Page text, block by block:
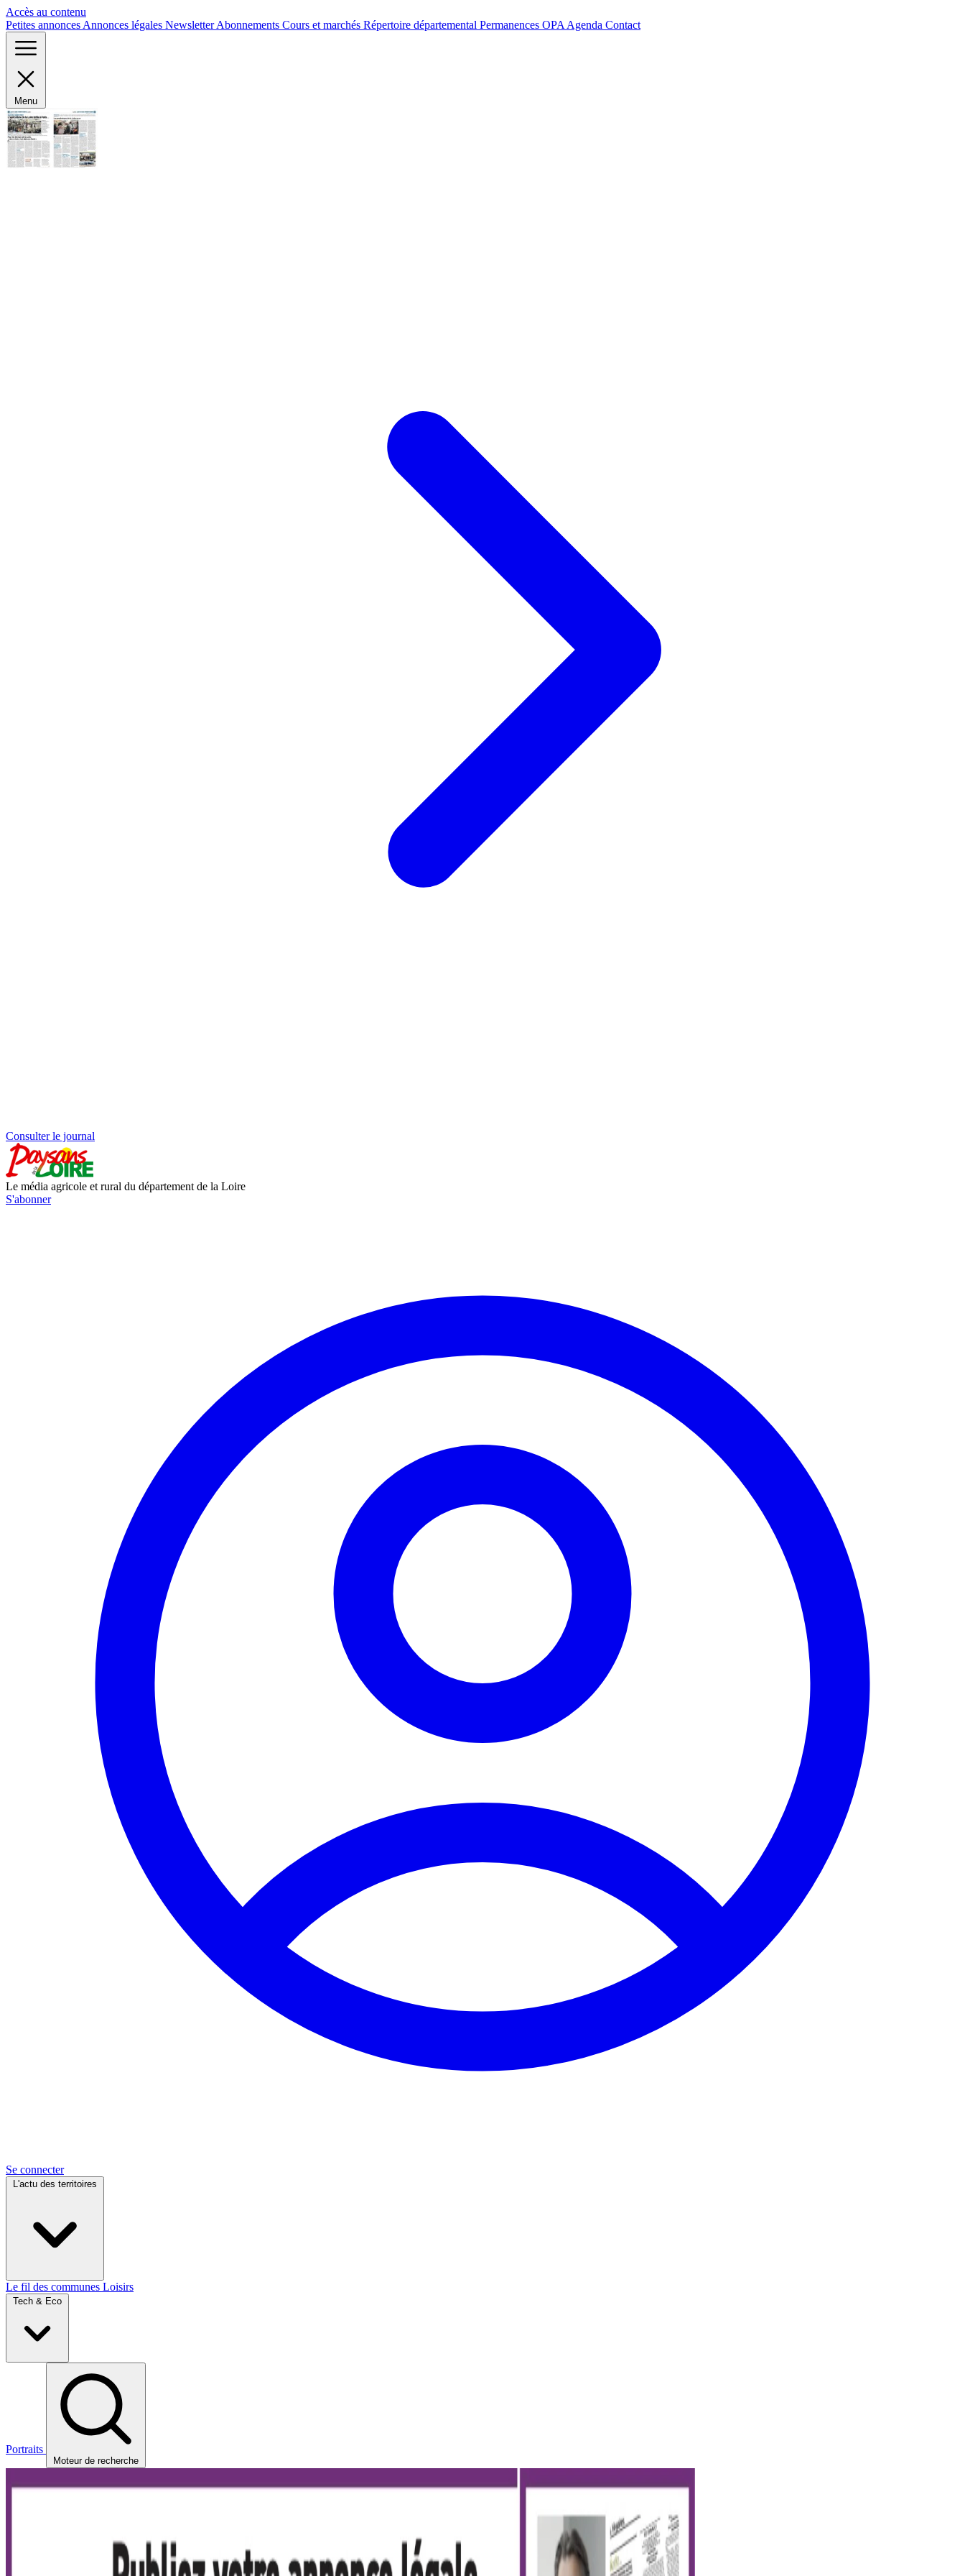
Accès au contenu
Petites annonces Annonces légales NewsletterAbonnements Cours et marchés Répertoire départemental Permanences OPA Agenda Contact
Menu
Consulter le journal
Le média agricole et rural du département de la Loire
S'abonner
Se connecter
L'actu des territoires
Le fil des communes Loisirs
Tech & Eco
Portraits
Moteur de recherche
Panneau de gestion des cookies